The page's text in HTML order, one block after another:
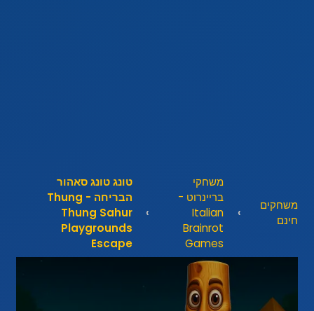
משחקים
חינם
משחקי
בריינרוט -
Italian
Brainrot
Games
טונג טונג סאהור
הבריחה - Thung
Thung Sahur
Playgrounds
Escape